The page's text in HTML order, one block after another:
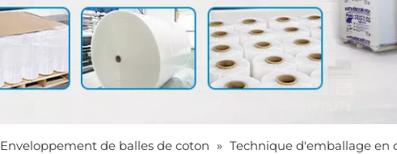
Enveloppement de balles de coton » Technique d'emballage en